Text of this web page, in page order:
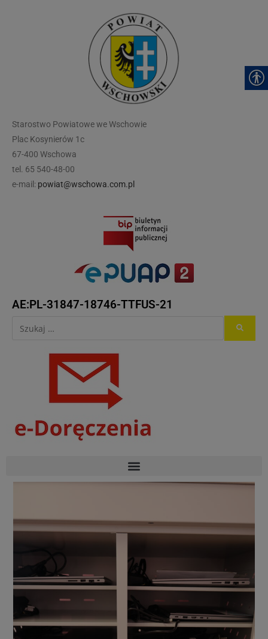
Starostwo Powiatowe we Wschowie
Plac Kosynierów 1c
67-400 Wschowa
tel. 65 540-48-00
e-mail: powiat@wschowa.com.pl
AE:PL-31847-18746-TTFUS-21